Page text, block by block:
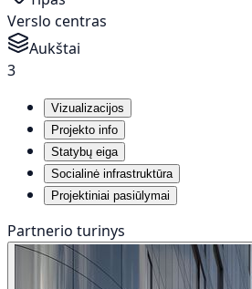
Verslo centras
Aukštai
3
Vizualizacijos
Projekto info
Statybų eiga
Socialinė infrastruktūra
Projektiniai pasiūlymai
Partnerio turinys